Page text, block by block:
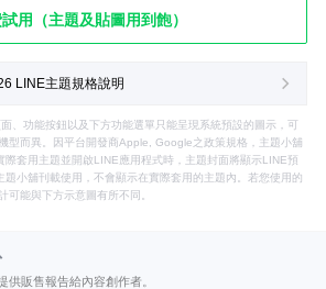
用（主題及貼圖用到飽）
LINE主題規格說明
、功能按鈕以及下方功能選單只能呈現系統預設的圖示，可
型而異。因平台開發商Apple, Google之政策規格，主題小舖
際套用主題並開啟LINE應用程式時，主題封面將顯示LINE預
小舖刊載使用，不會顯示在實際套用的主題內。若您使用的
可能與下方示意圖有所不同。
供販售報告給內容創作者。